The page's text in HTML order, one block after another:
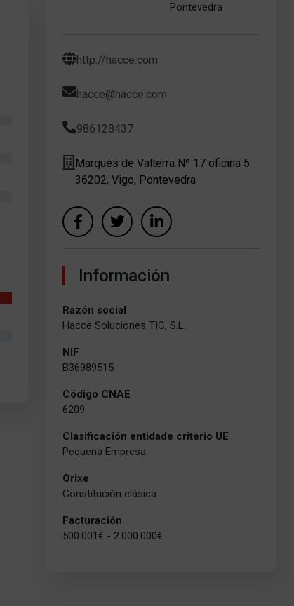
Pontevedra
http://hacce.com
hacce@hacce.com
986128437
Marqués de Valterra Nº 17 oficina 5
36202, Vigo, Pontevedra
Información
Razón social
Hacce Soluciones TIC, S.L.
NIF
B36989515
Código CNAE
6209
Clasificación entidade criterio UE
Pequena Empresa
Orixe
Constitución clásica
Facturación
500.001€ - 2.000.000€